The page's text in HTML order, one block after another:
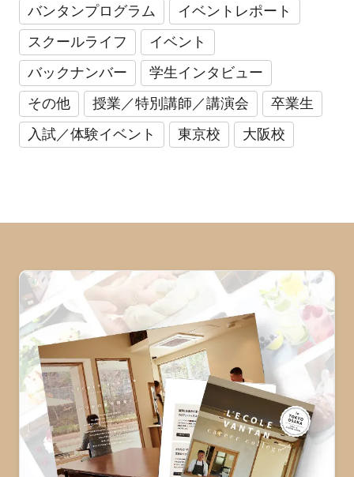
バンタンプログラム
イベントレポート
スクールライフ
イベント
バックナンバー
学生インタビュー
その他
授業／特別講師／講演会
卒業生
入試／体験イベント
東京校 大阪校